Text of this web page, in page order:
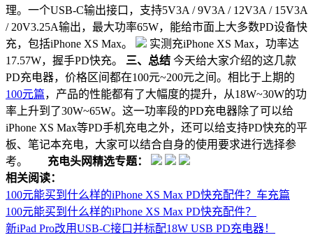
理。一个USB-C输出接口，支持5V3A / 9V3A / 12V3A / 15V3A
/ 20V3.25A输出，最大功率65W，能给市面上大多数PD设备快
充，包括iPhone XS Max。
实测充iPhone XS Max，功率达
17.57W，握手PD快充。 三、总结 今天给大家介绍的这几款
PD充电器，价格区间都在100元~200元之间。相比于上期的
100元篇，产品的性能都有了大幅度的提升，从18W~30W的功
率上升到了30W~65W。这一功率段的PD充电器除了可以给
iPhone XS Max等PD手机充电之外，还可以给支持PD快充的平
板、笔记本充电，大家可以结合自身的使用要求进行选择参
考。 充电头网精选专题：
相关阅读：
100元能买到什么样的iPhone XS Max PD快充配件？车充篇
100元能买到什么样的iPhone XS Max PD快充配件？
新iPad Pro改用USB-C接口并标配18W USB PD充电器！